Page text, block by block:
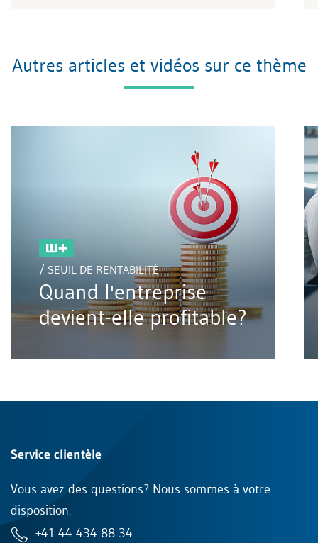
Autres articles et vidéos sur ce thème
/ SEUIL DE RENTABILITÉ
Quand l'entreprise
devient-elle profitable?
Service clientèle
Vous avez des questions? Nous sommes à votre
disposition.
+41 44 434 88 34